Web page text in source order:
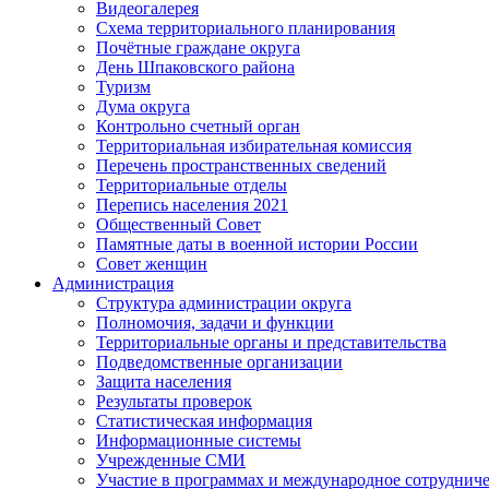
Видеогалерея
Схема территориального планирования
Почётные граждане округа
День Шпаковского района
Туризм
Дума округа
Контрольно счетный орган
Территориальная избирательная комиссия
Перечень пространственных сведений
Территориальные отделы
Перепись населения 2021
Общественный Совет
Памятные даты в военной истории России
Совет женщин
Администрация
Структура администрации округа
Полномочия, задачи и функции
Территориальные органы и представительства
Подведомственные организации
Защита населения
Результаты проверок
Статистическая информация
Информационные системы
Учрежденные СМИ
Участие в программах и международное